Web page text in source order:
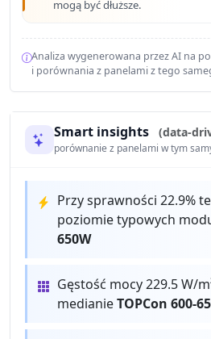
mogą być dłuższe.
Analiza wygenerowana przez AI na
i porównania z panelami z tego
Smart insights (data-
porównanie z panelami w tym
Przy sprawności 22.9%
poziomie typowych
650W
Gęstość mocy 229.5 W/
medianieTOPCon 600-